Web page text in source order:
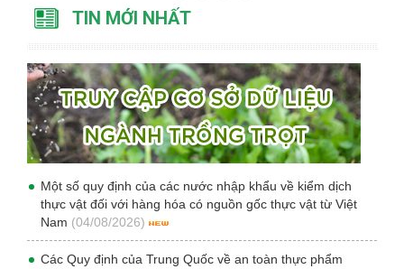
TIN MỚI NHẤT
Một số quy định của các nước nhập khẩu về kiểm dịch
thực vật đối với hàng hóa có nguồn gốc thực vật từ Việt
Nam (04/08/2026)
Các Quy định của Trung Quốc về an toàn thực phẩm